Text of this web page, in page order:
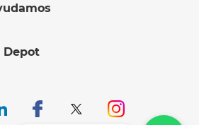
Depot